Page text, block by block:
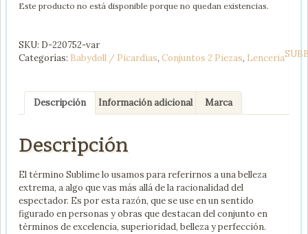
Este producto no está disponible porque no quedan existencias.
SKU: D-220752-var
Categorías: Babydoll / Picardias, Conjuntos 2 Piezas, Lenceria
Descripción Información adicional Marca
Descripción
El término Sublime lo usamos para referirnos a una belleza
extrema, a algo que vas más allá de la racionalidad del
espectador. Es por esta razón, que se use en un sentido
figurado en personas y obras que destacan del conjunto en
términos de excelencia, superioridad, belleza y perfección.